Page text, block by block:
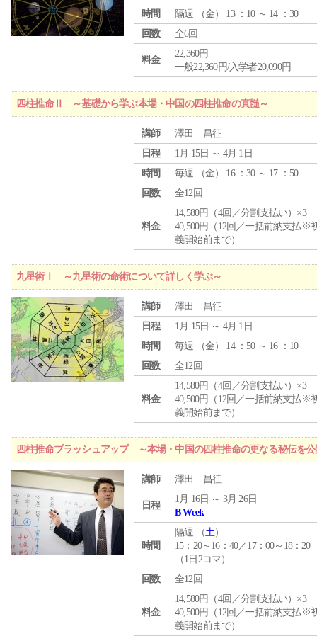
時間
隔週 （金） 13 ：10 ～ 14 ：30
回数
全6回
料金
22,360円
一般22,360円/入学者20,090円
四柱推命Ⅱ ～基礎から学ぶ本場・中国の四柱推命の真髄～
講師
澤田 昌征
日程
1月 15日 ～ 4月 1日
時間
毎週 （金） 16 ：30 ～ 17 ：50
回数
全12回
料金
14,580円（4回／分割支払い）×3
40,500円（12回／一括前納支払※
義開始前まで）
九星術Ⅰ ～九星術の命術について詳しく学ぶ～
講師
澤田 昌征
日程
1月 15日 ～ 4月 1日
時間
毎週 （金） 14 ：50 ～ 16 ：10
回数
全12回
料金
14,580円（4回／分割支払い）×3
40,500円（12回／一括前納支払※
義開始前まで）
四柱推命ブラッシュアップ ～本場・中国の四柱推命の更なる秘伝を
講師 澤田 昌征
日程
1月 16日 ～ 3月 26日
B Week
時間
隔週 （土）
15：20～16：40／17：00～18：20
（1日2コマ）
回数
全12回
料金
14,580円（4回／分割支払い）×3
40,500円（12回／一括前納支払※
義開始前まで）